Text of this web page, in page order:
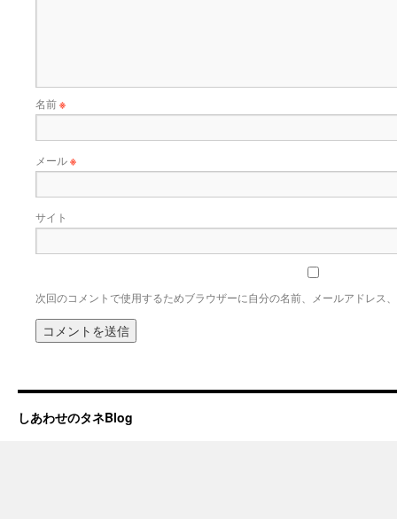
名前※
メール※
サイト
次回のコメントで使用するためブラウザーに自分の名前、メールアドレス
しあわせのタネBlog